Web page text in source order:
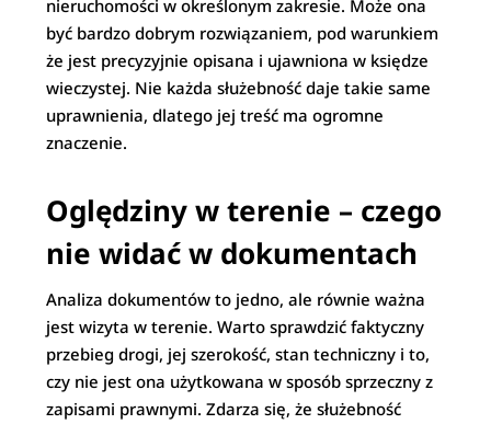
nieruchomości w określonym zakresie. Może ona
być bardzo dobrym rozwiązaniem, pod warunkiem
że jest precyzyjnie opisana i ujawniona w księdze
wieczystej. Nie każda służebność daje takie same
uprawnienia, dlatego jej treść ma ogromne
znaczenie.
Oględziny w terenie – czego
nie widać w dokumentach
Analiza dokumentów to jedno, ale równie ważna
jest wizyta w terenie. Warto sprawdzić faktyczny
przebieg drogi, jej szerokość, stan techniczny i to,
czy nie jest ona użytkowana w sposób sprzeczny z
zapisami prawnymi. Zdarza się, że służebność